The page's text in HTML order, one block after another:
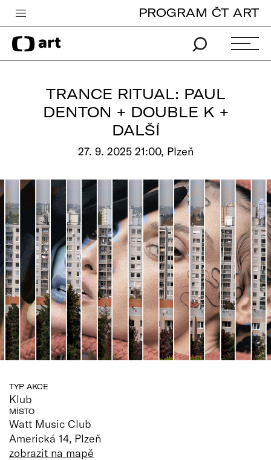
Česká televize
Zpravodajství
iVysílání
edu
Vše o ČT
PROGRAM ČT ART
TRANCE RITUAL: PAUL
DENTON + DOUBLE K +
DALŠÍ
27. 9. 2025 21:00, Plzeň
TYP AKCE
Klub
MÍSTO
Watt Music Club
Americká 14, Plzeň
zobrazit na mapě